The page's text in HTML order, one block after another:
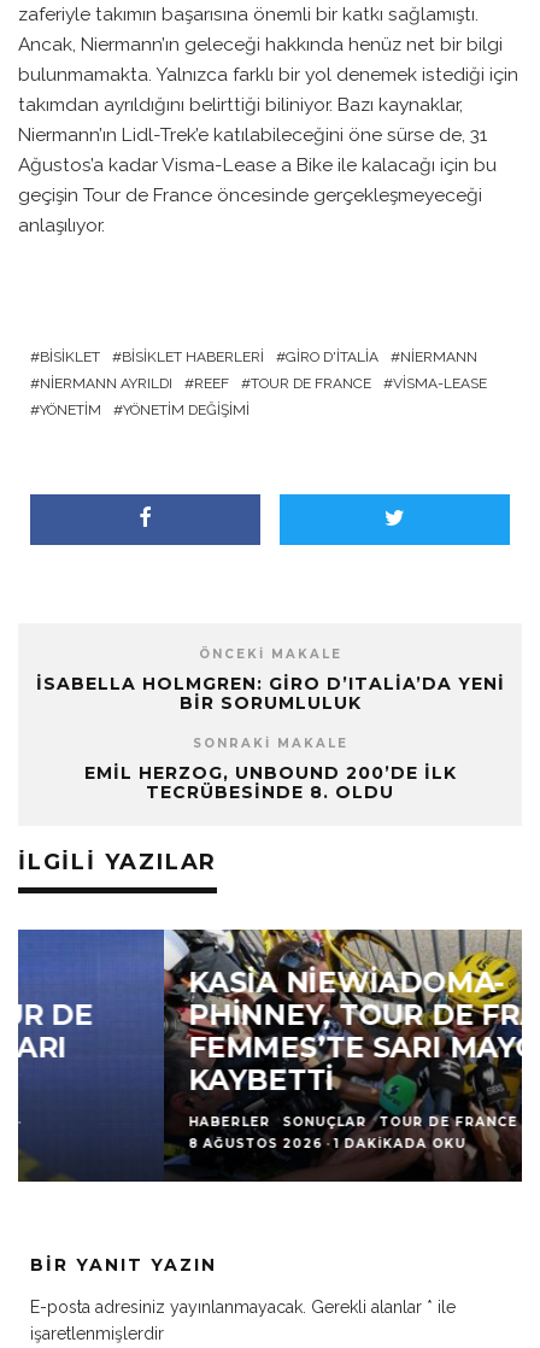
zaferiyle takımın başarısına önemli bir katkı sağlamıştı.
Ancak, Niermann’ın geleceği hakkında henüz net bir bilgi
bulunmamakta. Yalnızca farklı bir yol denemek istediği için
takımdan ayrıldığını belirttiği biliniyor. Bazı kaynaklar,
Niermann’ın Lidl-Trek’e katılabileceğini öne sürse de, 31
Ağustos’a kadar Visma-Lease a Bike ile kalacağı için bu
geçişin Tour de France öncesinde gerçekleşmeyeceği
anlaşılıyor.
BISIKLET BISIKLET HABERLERI GIRO D'ITALIA
NIERMANN
NIERMANN AYRILDI
REEF TOUR DE FRANCE
VISMA-LEASE
YÖNETIM
YÖNETIM DEĞIŞIMI
ÖNCEKI MAKALE
İSABELLA HOLMGREN: GIRO D’ITALIA’DA YENI
BIR SORUMLULUK
SONRAKI MAKALE
EMIL HERZOG, UNBOUND 200’DE İLK
TECRÜBESINDE 8. OLDU
İLGILI YAZILAR
KASIA NIEWIADOMA-
PHINNEY, TOUR DE FRANCE
FEMMES’TE SARI MAYO’YU
SONUÇLAR TOUR DE FRANCE ·
8 AĞUSTOS 2026
1 DAKIKADA OKU
BIR YANIT YAZIN
E-posta adresiniz yayınlanmayacak. Gerekli alanlar * ile
işaretlenmişlerdir